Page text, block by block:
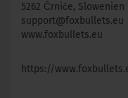
5262 Črniče, Slowenien
support@foxbullets.eu
www.foxbullets.eu
https://